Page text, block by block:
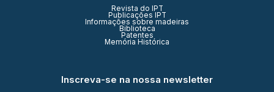
Revista do IPT
Publicações IPT
Informações sobre madeiras
Biblioteca
Patentes
Memória Histórica
Inscreva-se na nossa newsletter